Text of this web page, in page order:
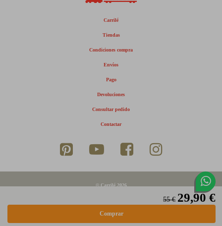
55 € 29,90 €
Carrilé
Tiendas
Condiciones compra
Envíos
Pago
Devoluciones
Consultar pedido
Contactar
© Carrilé 2026
Política de cookies